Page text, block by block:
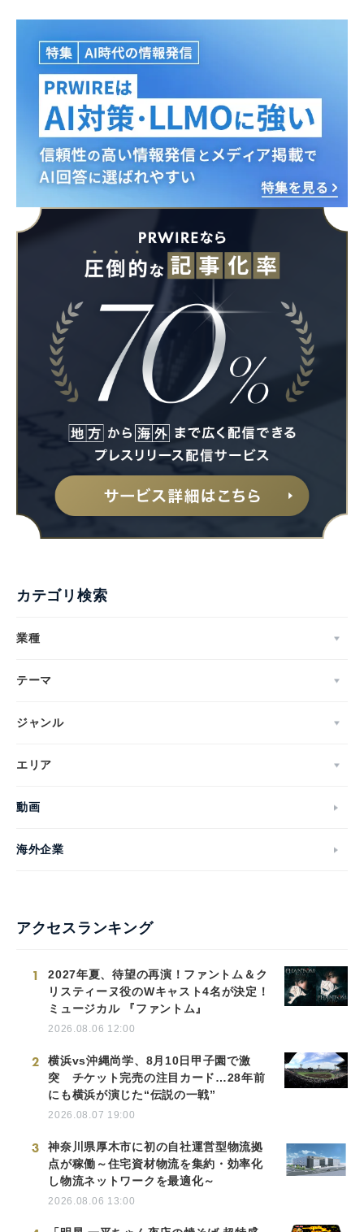
カテゴリ検索
業種
テーマ
ジャンル
エリア
動画
海外企業
アクセスランキング
1
2027年夏、待望の再演！ファントム＆ク
リスティーヌ役のWキャスト4名が決定！
ミュージカル 『ファントム』
2026.08.06 12:00
2
横浜vs沖縄尚学、8月10日甲子園で激
突 チケット完売の注目カード…28年前
にも横浜が演じた“伝説の一戦”
2026.08.07 19:00
3
神奈川県厚木市に初の自社運営型物流拠
点が稼働～住宅資材物流を集約・効率化
し物流ネットワークを最適化～
2026.08.06 13:00